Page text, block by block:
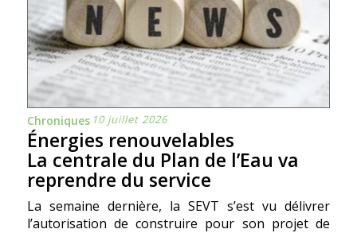
Chroniques 10 juillet 2026
Énergies renouvelables
La centrale du Plan de l’Eau va
reprendre du service
La semaine dernière, la SEVT s’est vu délivrer
l’autorisation de construire pour son projet de